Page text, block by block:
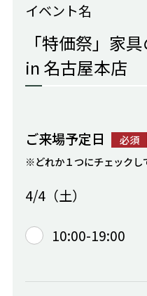
イベント名
「特価祭」家
in 名古屋本店
ご来場予定日
必須
※どれか１つにチェックし
4/4（土）
10:00-19:00